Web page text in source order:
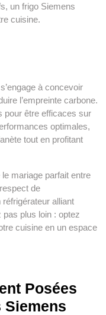
un frigo Siemens
cuisine.
à concevoir
l’empreinte carbone.
pour être efficaces sur
optimales,
tout en profitant
mariage parfait entre
de
alliant
plus loin : optez
cuisine en un espace
Posées